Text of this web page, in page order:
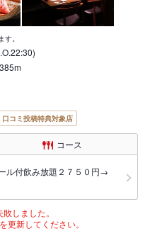
。
口コミ投稿特典対象店
コース
ル付飲み放題２７５０円→
しました。
更新してください。